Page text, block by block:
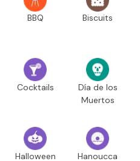
BBQ Biscuits
Cocktails
Día de los
Muertos
Halloween Hanoucca